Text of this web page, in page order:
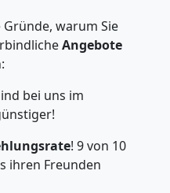
warum Sie
Angebote
bei uns im
! 9 von 10
ihren Freunden